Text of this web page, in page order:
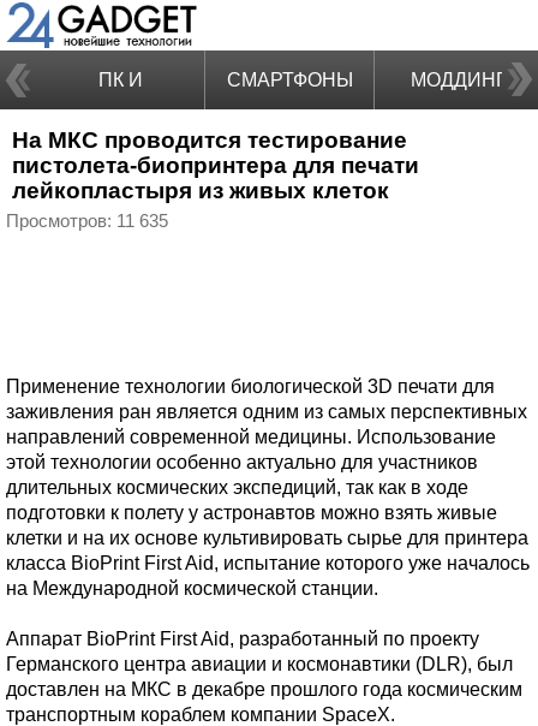
ПК И
НОУТБУКИ
СМАРТФОНЫ МОДДИНГ
На МКС проводится тестирование
пистолета-биопринтера для печати
лейкопластыря из живых клеток
Просмотров: 11 635
Применение технологии биологической 3D печати для
заживления ран является одним из самых перспективных
направлений современной медицины. Использование
этой технологии особенно актуально для участников
длительных космических экспедиций, так как в ходе
подготовки к полету у астронавтов можно взять живые
клетки и на их основе культивировать сырье для принтера
класса BioPrint First Aid, испытание которого уже началось
на Международной космической станции.
Аппарат BioPrint First Aid, разработанный по проекту
Германского центра авиации и космонавтики (DLR), был
доставлен на МКС в декабре прошлого года космическим
транспортным кораблем компании SpaceX.